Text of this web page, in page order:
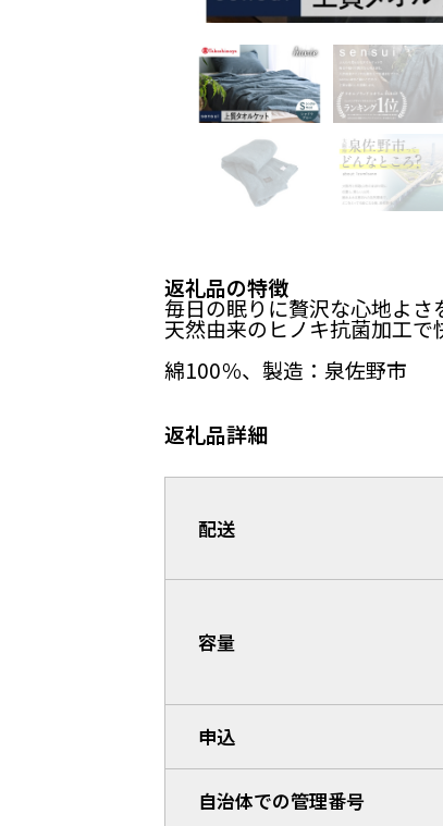
返礼品の特徴
毎日の眠りに贅沢な心地よさ
天然由来のヒノキ抗菌加工で
綿100％、製造：泉佐野市
返礼品詳細
配送
容量
申込
自治体での管理番号